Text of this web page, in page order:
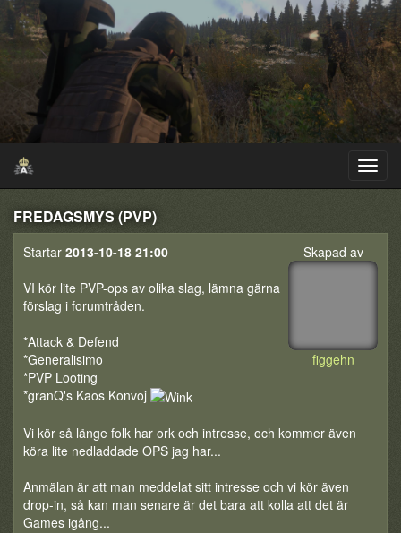
FREDAGSMYS (PVP)
Skapad av
figgehn
Startar 2013-10-18 21:00
VI kör lite PVP-ops av olika slag, lämna gärna
förslag i forumtråden.
*Attack & Defend
*Generalisimo
*PVP Looting
*granQ's Kaos Konvoj
Vi kör så länge folk har ork och intresse, och kommer även
köra lite nedladdade OPS jag har...
Anmälan är att man meddelat sitt intresse och vi kör även
drop-in, så kan man senare är det bara att kolla att det är
Games igång...